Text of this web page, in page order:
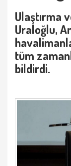
Ulaştırma
Uraloğlu,
tüm
bildirdi.